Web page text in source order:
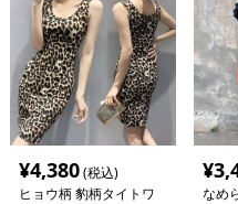
¥4,380(税込)
ヒョウ柄 豹柄タイトワ
¥
なめ